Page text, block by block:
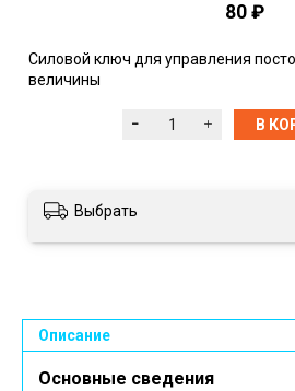
80 ₽
Силовой ключ для управления
величины
В
Выбрать
Описание
Основные сведения